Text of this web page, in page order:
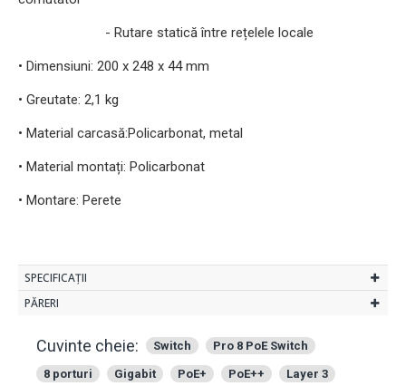
- Rutare statică între rețelele locale
• Dimensiuni: 200 x 248 x 44 mm
• Greutate: 2,1 kg
• Material carcasă:Policarbonat, metal
• Material montați: Policarbonat
• Montare: Perete
SPECIFICAȚII
PĂRERI
Cuvinte cheie: Switch Pro 8 PoE Switch
8 porturi Gigabit PoE+ PoE++ Layer 3